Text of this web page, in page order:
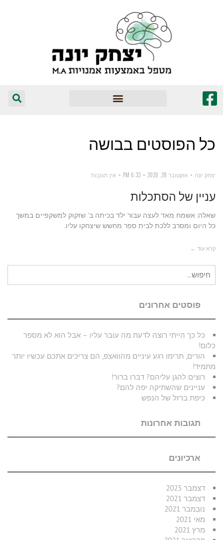
כל הפוסטים בבושה
יצחק יונה אוקטובר 28, 2020 6:33 PM אין תגובות
עניין של הסתכלות
שאלה: אשמח מאד לעצה עבור ילד בכיתה ב' שזקוק למשקפיים במשך
כל היום ומסרב ללכת לבית ספר מחשש שיצחקו עליו.
קרא עוד ←
עבור:
פוסטים אחרונים
כל כך הייתי רוצה לדעת מה עובר עליו – אבל הוא לא מספר
כלום!
הורים, תרימו רגע עיניים מהוואצפ, הם צריכים אתכם עכשיו יותר
מתמיד!
רוצים להגן עליהם? דברו ברור!
עניינים שהשתיקה יפה להם?
כיפת ברזל של הנפש
תגובות אחרונות
ארכיונים
דצמבר 2023
דצמבר 2021
נובמבר 2021
מאי 2021
מרץ 2021